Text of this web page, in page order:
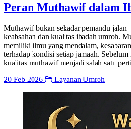
Peran Muthawif dalam
Muthawif bukan sekadar pemandu jalan
keabsahan dan kualitas ibadah umroh.
memiliki ilmu yang mendalam,
terhadap kondisi setiap jamaah.
kualitas muthawif menjadi salah satu
20 Feb 2026
Layanan Umroh